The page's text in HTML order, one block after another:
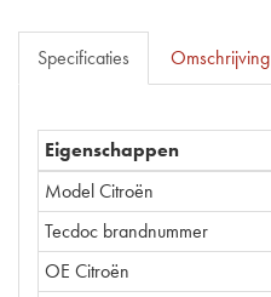
Specificaties Omschrijving
Eigenschappen
Model Citroën
Tecdoc brandnummer
OE Citroën